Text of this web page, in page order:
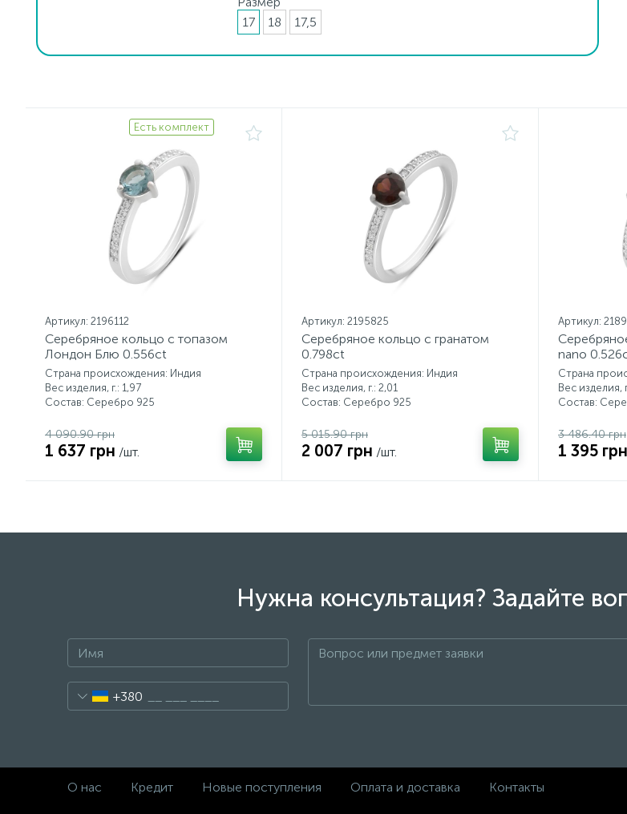
17
18 17,5
Есть комплект
Артикул: 2196112
Серебряное кольцо с топазом
Лондон Блю 0.556ct
Страна происхождения: Индия
Вес изделия, г.: 1,97
Состав: Серебро 925
4 090.90 грн
1 637 грн /шт.
Артикул: 2195825
Серебряное кольцо с гранатом
0.798ct
Страна происхождения: Индия
Вес изделия, г.: 2,01
Состав: Серебро 925
5 015.90 грн
2 007 грн /шт.
Артикул:
nano
Страна
Вес изделия,
Состав:
3 486.40 грн
1 395 грн
Нужна консультация? Задайте
+380
О нас Кредит Новые поступления Оплата и доставка Контакты